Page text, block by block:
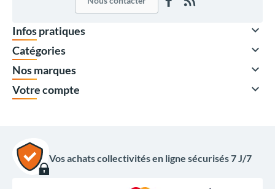
Infos pratiques 
Catégories 
Nos marques 
Votre compte 
Vos achats collectivités en ligne sécurisés 7 J/7